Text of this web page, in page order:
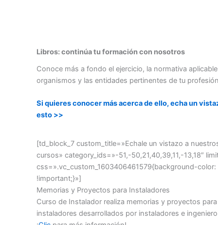
Libros: continúa tu formación con nosotros
Conoce más a fondo el ejercicio, la normativa
organismos y las entidades pertinentes de tu
Si quieres conocer más acerca de ello, echa un
esto >>
[td_block_7 custom_title=»Echale un vistazo a
cursos» category_ids=»-51,-50,21,40,39,11,-13,18″
css=».vc_custom_1603406461579{background-
!important;}»]
Memorias y Proyectos para Instaladores
Curso de Instalador realiza memorias y proyectos para
instaladores desarrollados por instaladores e